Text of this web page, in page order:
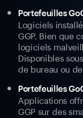
Portefeuilles
Logiciels
GGP. Bien que
logiciels
Disponibles
de bureau ou
Portefeuilles
Applications
GGP sur des